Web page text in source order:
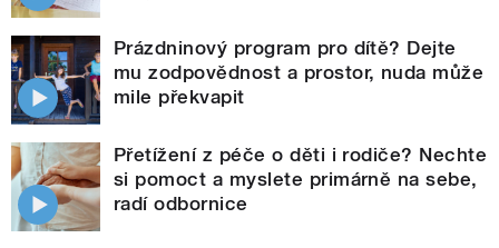
Prázdninový program pro dítě? Dejte
mu zodpovědnost a prostor, nuda může
mile překvapit
Přetížení z péče o děti i rodiče? Nechte
si pomoct a myslete primárně na sebe,
radí odbornice